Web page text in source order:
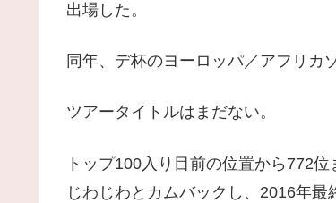
出場した。
同年、デ杯のヨーロッパ／アフリカ
ツアータイトルはまだない。
トップ100入り目前の位置から772
じわじわとカムバックし、2016年最